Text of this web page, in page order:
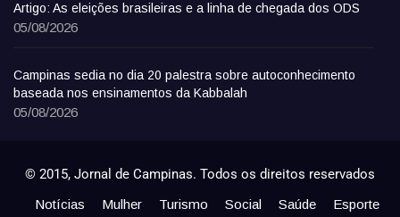
Artigo: As eleições brasileiras e a linha de chegada dos ODS
05/08/2026
Campinas sedia no dia 20 palestra sobre autoconhecimento
baseada nos ensinamentos da Kabbalah
05/08/2026
© 2015, Jornal de Campinas. Todos os direitos reservados
Notícias Mulher Turismo Social Saúde
Esporte